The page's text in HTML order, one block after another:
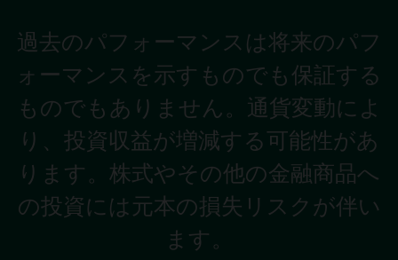
過去のパフォーマンスは将来のパフ
ォーマンスを示すものでも保証する
ものでもありません。通貨変動によ
り、投資収益が増減する可能性があ
ります。株式やその他の金融商品へ
の投資には元本の損失リスクが伴い
ます。